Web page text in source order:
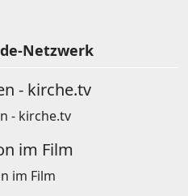
Netzwerk
- kirche.tv
im Film